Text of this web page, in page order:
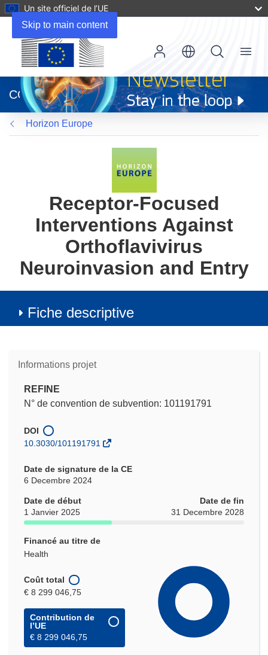
Skip to main content
Un site officiel de l’UE
dans
une
nouvelle
fenêtre)
CORDIS
Menu
Horizon Europe
Receptor-Focused
Interventions Against
Orthoflavivirus
Neuroinvasion and Entry
Fiche descriptive
Informations projet
REFINE
N° de convention de subvention: 101191791
DOI
10.3030/101191791
Date de signature de la CE
6 Decembre 2024
Date de début
1 Janvier 2025
Date de fin
31 Decembre 2028
Financé au titre de
Health
Coût total
€ 8 299 046,75
Contribution de
l’UE
€ 8 299 046,75